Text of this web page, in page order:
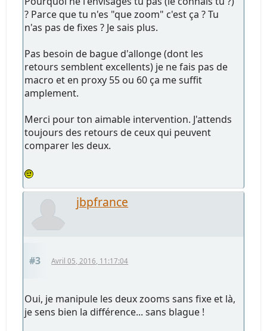
? Parce que tu n'es "que zoom" c'est ça ? Tu
n'as pas de fixes ? Je sais plus.
Pas besoin de bague d'allonge (dont les
retours semblent excellents) je ne fais pas de
macro et en proxy 55 ou 60 ça me suffit
amplement.
Merci pour ton aimable intervention. J'attends
toujours des retours de ceux qui peuvent
comparer les deux.
jbpfrance
#3 Avril 05, 2016, 11:17:04
Oui, je manipule les deux zooms sans fixe et là,
je sens bien la différence... sans blague !